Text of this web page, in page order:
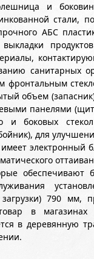
и
стали,
АБС
санитарных
объем
панелями
и боковых
для
электронный
790 мм,
в
в деревянную